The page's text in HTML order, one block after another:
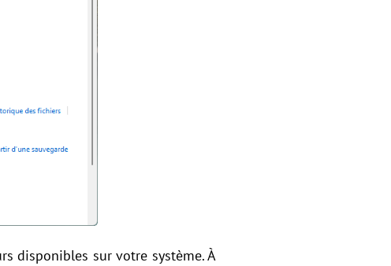
disponibles sur votre système. À